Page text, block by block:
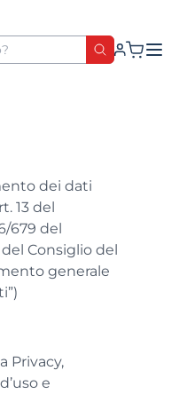
dei dati
13 del
679 del
Consiglio del
generale
Privacy,
e